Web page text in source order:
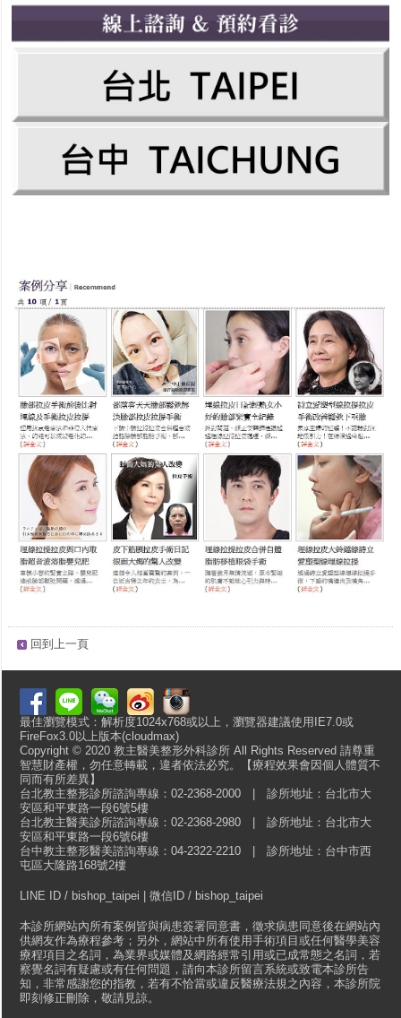
回到上一頁
最佳瀏覽模式：解析度1024x768或以上，瀏覽器建議使用IE7.0或
FireFox3.0以上版本(cloudmax)
Copyright © 2020 教主醫美整形外科診所 All Rights Reserved 請尊重
智慧財產權，勿任意轉載，違者依法必究。【療程效果會因個人體質不
同而有所差異】
台北教主整形診所諮詢專線：02-2368-2000 | 診所地址：台北市大
安區和平東路一段6號5樓
台北教主醫美診所諮詢專線：02-2368-2980 | 診所地址：台北市大
安區和平東路一段6號6樓
台中教主整形醫美諮詢專線：04-2322-2210 | 診所地址：台中市西
屯區大隆路168號2樓
LINE ID / bishop_taipei | 微信ID / bishop_taipei
本診所網站內所有案例皆與病患簽署同意書，徵求病患同意後在網站內
供網友作為療程參考；另外，網站中所有使用手術項目或任何醫學美容
療程項目之名詞，為業界或媒體及網路經常引用或已成常態之名詞，若
察覺名詞有疑慮或有任何問題，請向本診所留言系統或致電本診所告
知，非常感謝您的指教，若有不恰當或違反醫療法規之內容，本診所院
即刻修正刪除，敬請見諒。